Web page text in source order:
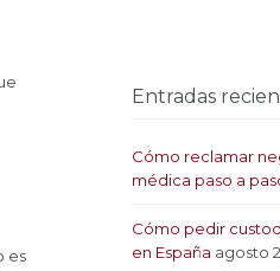
es
Entradas
Cómo reclamar
médica paso a
Cómo pedir
en España agosto